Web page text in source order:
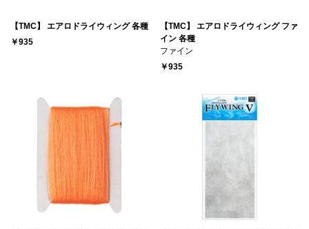
【TMC】 エアロドライウィング 各種
￥935
【TMC】 エアロドライウィング ファ
イン 各種
ファイン
￥935